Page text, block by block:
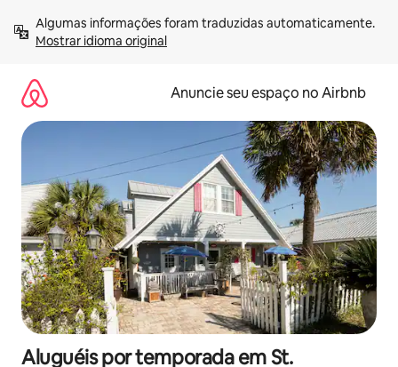
para
Mostrar idioma original
Anuncie seu espaço no Airbnb
Aluguéis por temporada em St.